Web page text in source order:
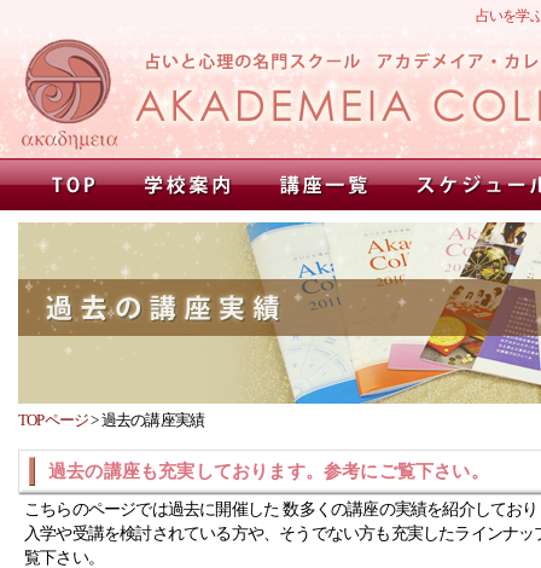
占いを学
TOPページ>過去の講座実績
過去の講座も充実しております。参考にご覧下さい。
こちらのページでは過去に開催した 数多くの講座の実績を紹介してお
入学や受講を検討されている方や、そうでない方も充実したラインナッ
覧下さい。